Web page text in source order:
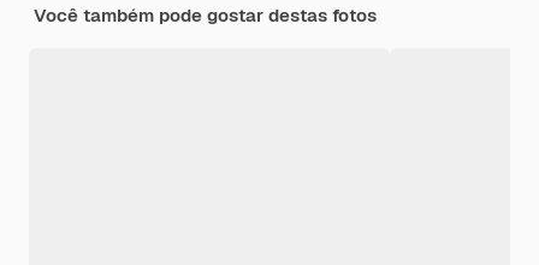
Você também pode gostar destas fotos